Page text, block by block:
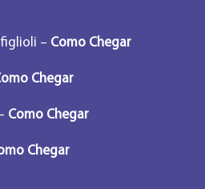
– Como Chegar
Chegar
Como Chegar
Chegar